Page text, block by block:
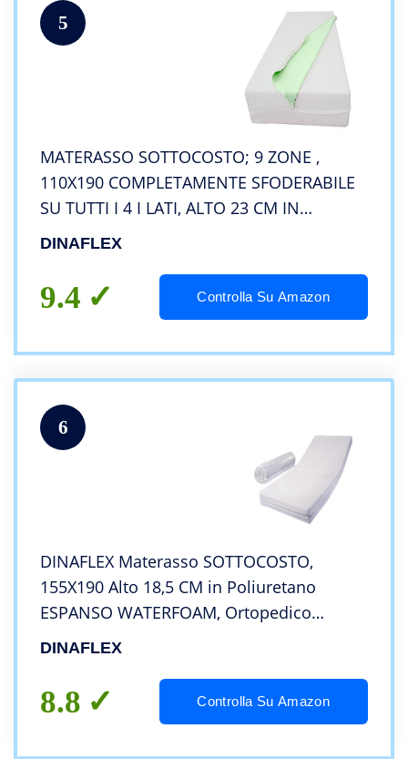
5
MATERASSO SOTTOCOSTO; 9 ZONE ,
110X190 COMPLETAMENTE SFODERABILE
SU TUTTI I 4 I LATI, ALTO 23 CM IN
POLIURETANO ESPANSO WATERFOAM,
FODERA IN ALOE VERA “EASY CLEAN”
EXTRA COMFORT
DINAFLEX
9.4 Controlla Su Amazon
6
DINAFLEX Materasso SOTTOCOSTO,
155X190 Alto 18,5 CM in Poliuretano
ESPANSO WATERFOAM, Ortopedico
Anallergico E ANTIACARO, Extra Comfort
DINAFLEX
8.8 Controlla Su Amazon